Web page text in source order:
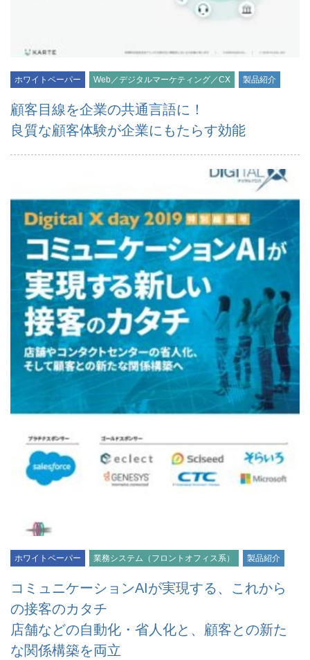
ホワイトペーパー Web／デジタルマーケティング／CX 製品紹介
顧客目線を企業の共通言語に！
良質な顧客体験が企業にもたらす効能
ホワイトペーパー 業務システム（フロントオフィス系） 製品紹介
コミュニケーションAIが実現する、これから
の接客のカタチ
店舗などの自動化・省人化と、顧客との新た
な関係構築を両立